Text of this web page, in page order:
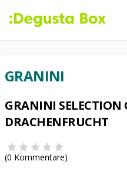
GRANINI
GRANINI SELECTION
DRACHENFRUCHT
(0 Kommentare)